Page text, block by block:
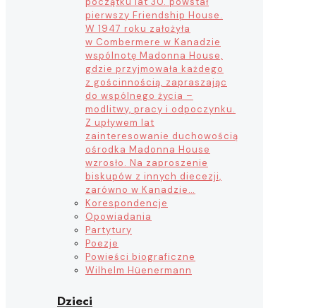
pierwszy Friendship House.
W 1947 roku założyła
w Combermere w Kanadzie
wspólnotę Madonna House,
gdzie przyjmowała każdego
z gościnnością, zapraszając
do wspólnego życia –
modlitwy, pracy i odpoczynku.
Z upływem lat
zainteresowanie duchowością
ośrodka Madonna House
wzrosło. Na zaproszenie
biskupów z innych diecezji,
zarówno w Kanadzie…
Korespondencje
Opowiadania
Partytury
Poezje
Powieści biograficzne
Wilhelm Hüenermann
Dzieci